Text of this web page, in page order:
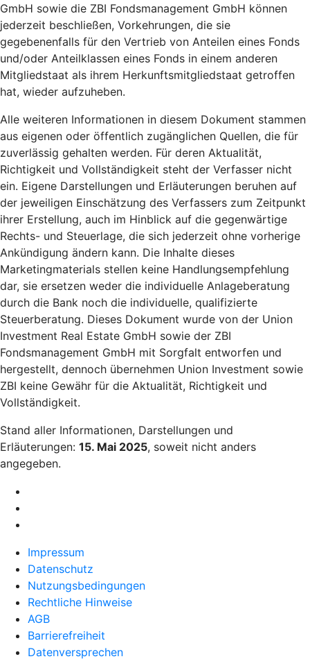
GmbH sowie die ZBI Fondsmanagement GmbH können
jederzeit beschließen, Vorkehrungen, die sie
gegebenenfalls für den Vertrieb von Anteilen eines Fonds
und/oder Anteilklassen eines Fonds in einem anderen
Mitgliedstaat als ihrem Herkunftsmitgliedstaat getroffen
hat, wieder aufzuheben.
Alle weiteren Informationen in diesem Dokument stammen
aus eigenen oder öffentlich zugänglichen Quellen, die für
zuverlässig gehalten werden. Für deren Aktualität,
Richtigkeit und Vollständigkeit steht der Verfasser nicht
ein. Eigene Darstellungen und Erläuterungen beruhen auf
der jeweiligen Einschätzung des Verfassers zum Zeitpunkt
ihrer Erstellung, auch im Hinblick auf die gegenwärtige
Rechts- und Steuerlage, die sich jederzeit ohne vorherige
Ankündigung ändern kann. Die Inhalte dieses
Marketingmaterials stellen keine Handlungsempfehlung
dar, sie ersetzen weder die individuelle Anlageberatung
durch die Bank noch die individuelle, qualifizierte
Steuerberatung. Dieses Dokument wurde von der Union
Investment Real Estate GmbH sowie der ZBI
Fondsmanagement GmbH mit Sorgfalt entworfen und
hergestellt, dennoch übernehmen Union Investment sowie
ZBI keine Gewähr für die Aktualität, Richtigkeit und
Vollständigkeit.
Stand aller Informationen, Darstellungen und
Erläuterungen: 15. Mai 2025, soweit nicht anders
angegeben.
Impressum
Datenschutz
Nutzungsbedingungen
Rechtliche Hinweise
AGB
Barrierefreiheit
Datenversprechen